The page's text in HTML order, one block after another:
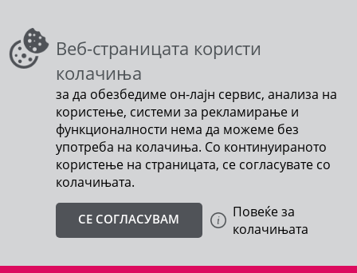
Веб-страницата користи
колачиња
за да обезбедиме он-лајн сервис, анализа на
користење, системи за рекламирање и
функционалности нема да можеме без
употреба на колачиња. Со континуираното
користење на страницата, се согласувате со
колачињата.
СЕ СОГЛАСУВАМ
Повеќе за
колачињата